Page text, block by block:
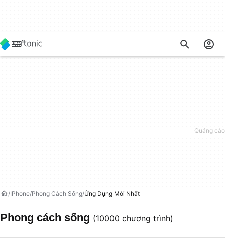
IPhone Phong Cách Sống Ứng Dụng Mới Nhất
Phong cách sống (10000 chương trình)